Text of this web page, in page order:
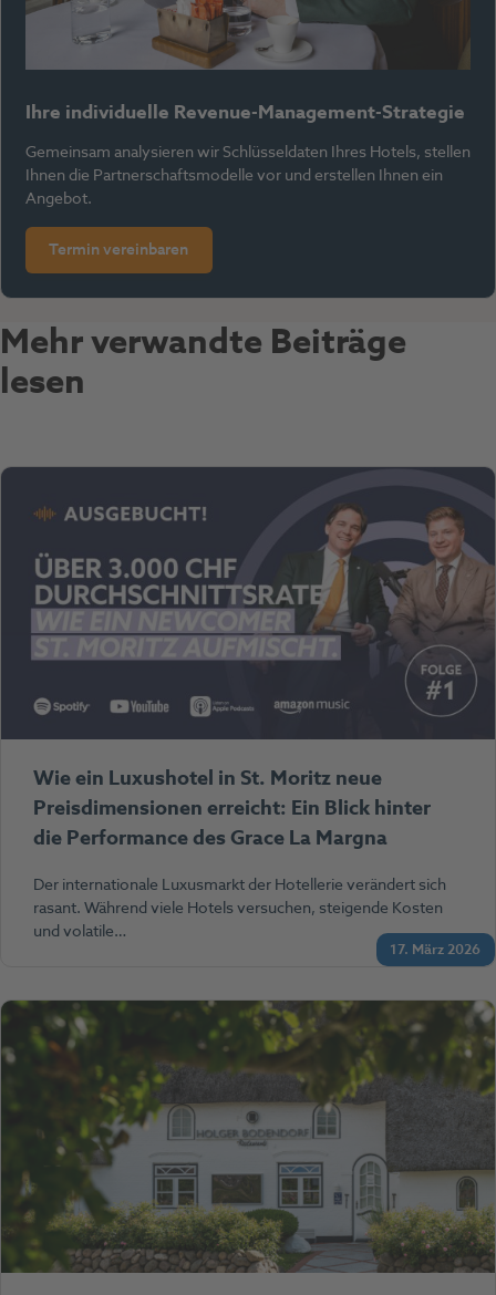
Ihre individuelle Revenue-Management-Strategie
Gemeinsam analysieren wir Schlüsseldaten Ihres Hotels, stellen
Ihnen die Partnerschaftsmodelle vor und erstellen Ihnen ein
Angebot.
Termin vereinbaren
Mehr verwandte Beiträge
lesen
17. März 2026
Wie ein Luxushotel in St. Moritz neue
Preisdimensionen erreicht: Ein Blick hinter
die Performance des Grace La Margna
Der internationale Luxusmarkt der Hotellerie verändert sich
rasant. Während viele Hotels versuchen, steigende Kosten
und volatile…